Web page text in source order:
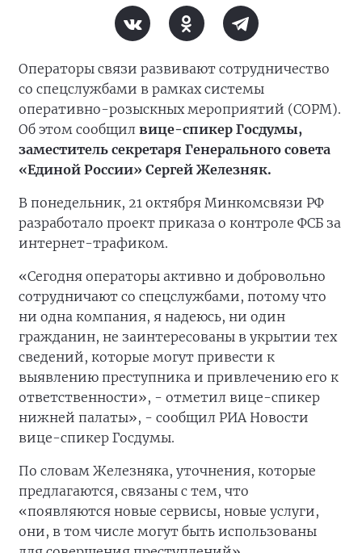
Операторы связи развивают сотрудничество
со спецслужбами в рамках системы
оперативно-розыскных мероприятий (СОРМ).
Об этом сообщил вице-спикер Госдумы,
заместитель секретаря Генерального совета
«Единой России» Сергей Железняк.
В понедельник, 21 октября Минкомсвязи РФ
разработало проект приказа о контроле ФСБ за
интернет-трафиком.
«Сегодня операторы активно и добровольно
сотрудничают со спецслужбами, потому что
ни одна компания, я надеюсь, ни один
гражданин, не заинтересованы в укрытии тех
сведений, которые могут привести к
выявлению преступника и привлечению его к
ответственности», - отметил вице-спикер
нижней палаты», - сообщил РИА Новости
вице-спикер Госдумы.
По словам Железняка, уточнения, которые
предлагаются, связаны с тем, что
«появляются новые сервисы, новые услуги,
они, в том числе могут быть использованы